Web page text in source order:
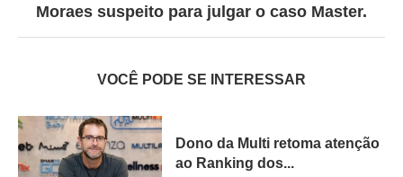
Moraes suspeito para julgar o caso Master.
VOCÊ PODE SE INTERESSAR
Dono da Multi retoma atenção
ao Ranking dos...